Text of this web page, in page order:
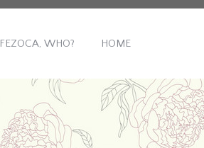
FEZOCA, WHO? HOME